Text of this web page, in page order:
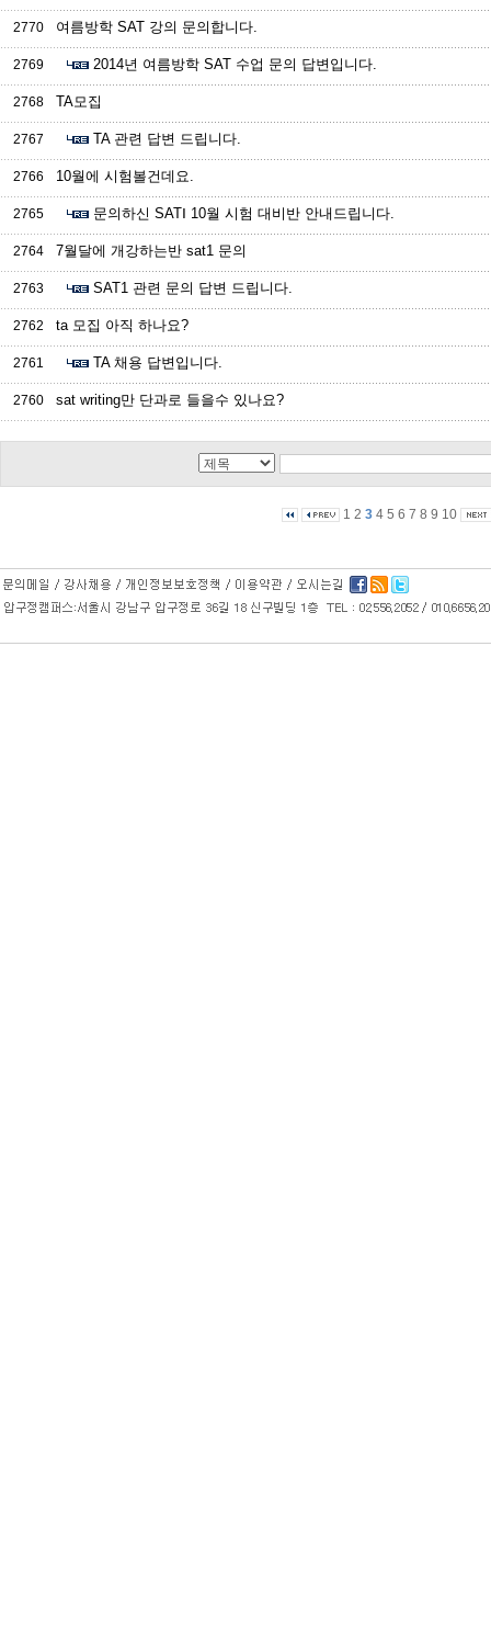
2770 여름방학 SAT 강의 문의합니다.
2769 2014년 여름방학 SAT 수업 문의 답변입니다.
2768 TA모집
2767 TA 관련 답변 드립니다.
2766 10월에 시험볼건데요.
2765 문의하신 SATⅠ 10월 시험 대비반 안내드립니다.
2764 7월달에 개강하는반 sat1 문의
2763 SAT1 관련 문의 답변 드립니다.
2762 ta 모집 아직 하나요?
2761 TA 채용 답변입니다.
2760 sat writing만 단과로 들을수 있나요?
1 2 3 4 5 6 7 8 9 10